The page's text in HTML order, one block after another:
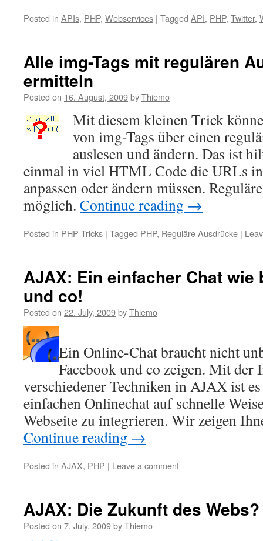
Posted in APIs, PHP, Webservices | Tagged API, PHP, Twitter,
Alle img-Tags mit regulären
ermitteln
Posted on 16. August, 2009byThiemo
Mit diesem kleinen Trick
von img-Tags über einen
auslesen und ändern. Das ist
einmal in viel HTML Code die URLs
anpassen oder ändern müssen.
möglich. Continue reading →
Posted in PHP Tricks | Tagged PHP, Reguläre Ausdrücke |
AJAX: Ein einfacher Chat wie
und co!
Posted on 22. July, 2009byThiemo
Ein Online-Chat braucht nicht
Facebook und co zeigen. Mit der
verschiedener Techniken in AJAX ist
einfachen Onlinechat auf schnelle
Webseite zu integrieren. Wir zeigen
Continue reading →
Posted in AJAX, PHP | Leave a comment
AJAX: Die Zukunft des Webs?
Posted on 7. July, 2009byThiemo